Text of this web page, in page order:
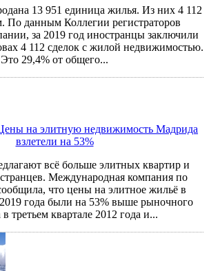
13 951 единица жилья. Из них 4 112
По данным Коллегии регистраторов
за 2019 год иностранцы заключили
4 112 сделок с жилой недвижимостью.
Это 29,4% от общего...
на элитную недвижимость Мадрида
взлетели на 53%
всё больше элитных квартир и
Международная компания по
что цены на элитное жильё в
года были на 53% выше рыночного
третьем квартале 2012 года и...